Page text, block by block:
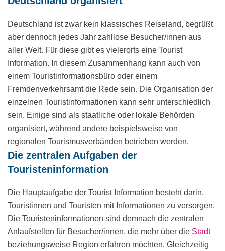
Deutschland ist zwar kein klassisches Reiseland, begrüßt
aber dennoch jedes Jahr zahllose Besucher/innen aus
aller Welt. Für diese gibt es vielerorts eine Tourist
Information. In diesem Zusammenhang kann auch von
einem Touristinformationsbüro oder einem
Fremdenverkehrsamt die Rede sein. Die Organisation der
einzelnen Touristinformationen kann sehr unterschiedlich
sein. Einige sind als staatliche oder lokale Behörden
organisiert, während andere beispielsweise von
regionalen Tourismusverbänden betrieben werden.
Die zentralen Aufgaben der
Touristeninformation
Die Hauptaufgabe der Tourist Information besteht darin,
Touristinnen und Touristen mit Informationen zu versorgen.
Die Touristeninformationen sind demnach die zentralen
Anlaufstellen für Besucher/innen, die mehr über die Stadt
beziehungsweise Region erfahren möchten. Gleichzeitig